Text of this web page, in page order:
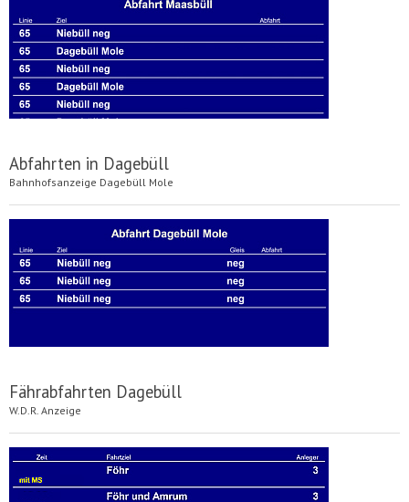
Abfahrten in Dagebüll
Bahnhofsanzeige Dagebüll Mole
Fährabfahrten Dagebüll
W.D.R. Anzeige